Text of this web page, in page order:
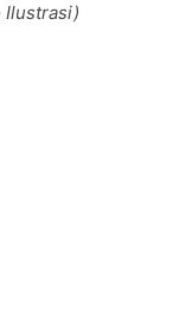
Ilustrasi)